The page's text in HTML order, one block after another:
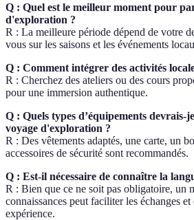
Q : Quel est le meilleur moment pour
d'exploration ?
R : La meilleure période dépend de votre
vous sur les saisons et les événements
Q : Comment intégrer des activités
R : Cherchez des ateliers ou des cours
pour une immersion authentique.
Q : Quels types d’équipements
voyage d'exploration ?
R : Des vêtements adaptés, une carte, un
accessoires de sécurité sont recommandés.
Q : Est-il nécessaire de connaître la
R : Bien que ce ne soit pas obligatoire, un
connaissances peut faciliter les échanges
expérience.